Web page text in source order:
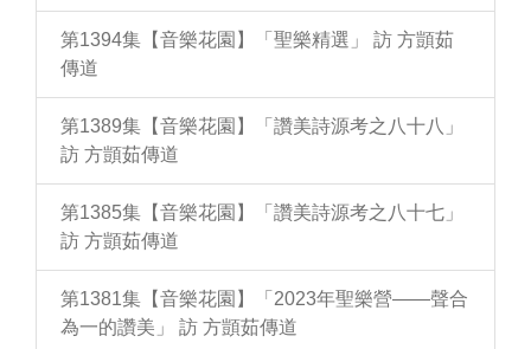
第1394集【音樂花園】「聖樂精選」 訪 方顗茹
傳道
第1389集【音樂花園】「讚美詩源考之八十八」
訪 方顗茹傳道
第1385集【音樂花園】「讚美詩源考之八十七」
訪 方顗茹傳道
第1381集【音樂花園】「2023年聖樂營——聲合
為一的讚美」 訪 方顗茹傳道